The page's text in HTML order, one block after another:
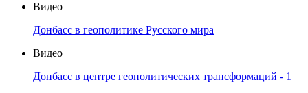
Видео
Донбасс в геополитике Русского мира
Видео
Донбасс в центре геополитических трансформаций - 1